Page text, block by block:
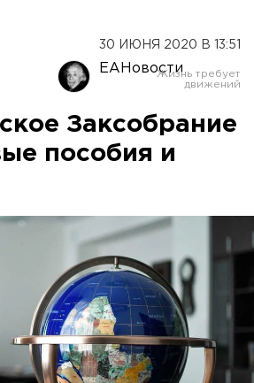
30 ИЮНЯ 2020 В 13:51
ЕАНовости
Заксобрание
пособия и